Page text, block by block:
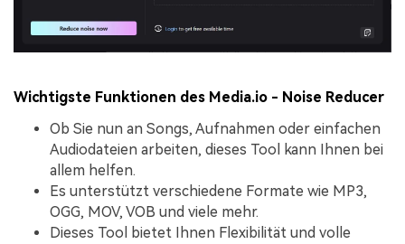
Wichtigste Funktionen des Media.io - Noise Reducer
Ob Sie nun an Songs, Aufnahmen oder einfachen
Audiodateien arbeiten, dieses Tool kann Ihnen bei
allem helfen.
Es unterstützt verschiedene Formate wie MP3,
OGG, MOV, VOB und viele mehr.
Dieses Tool bietet Ihnen Flexibilität und volle